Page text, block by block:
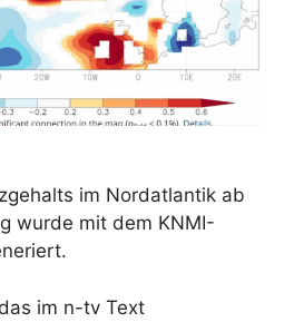
im Nordatlantik ab
wurde mit dem KNMI-
im n-tv Text